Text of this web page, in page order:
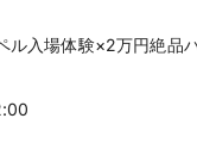
ル入場体験×2万円絶品